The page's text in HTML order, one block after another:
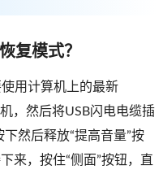
复模式？
用计算机上的最新
，然后将USB闪电电缆插
然后释放“提高音量”按
来，按住“侧面”按钮，直